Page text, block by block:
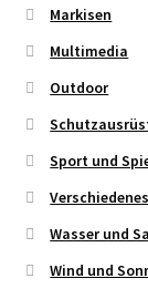
Markisen
Multimedia
Outdoor
Sport und
Verschiedenes
Wasser und
Wind und